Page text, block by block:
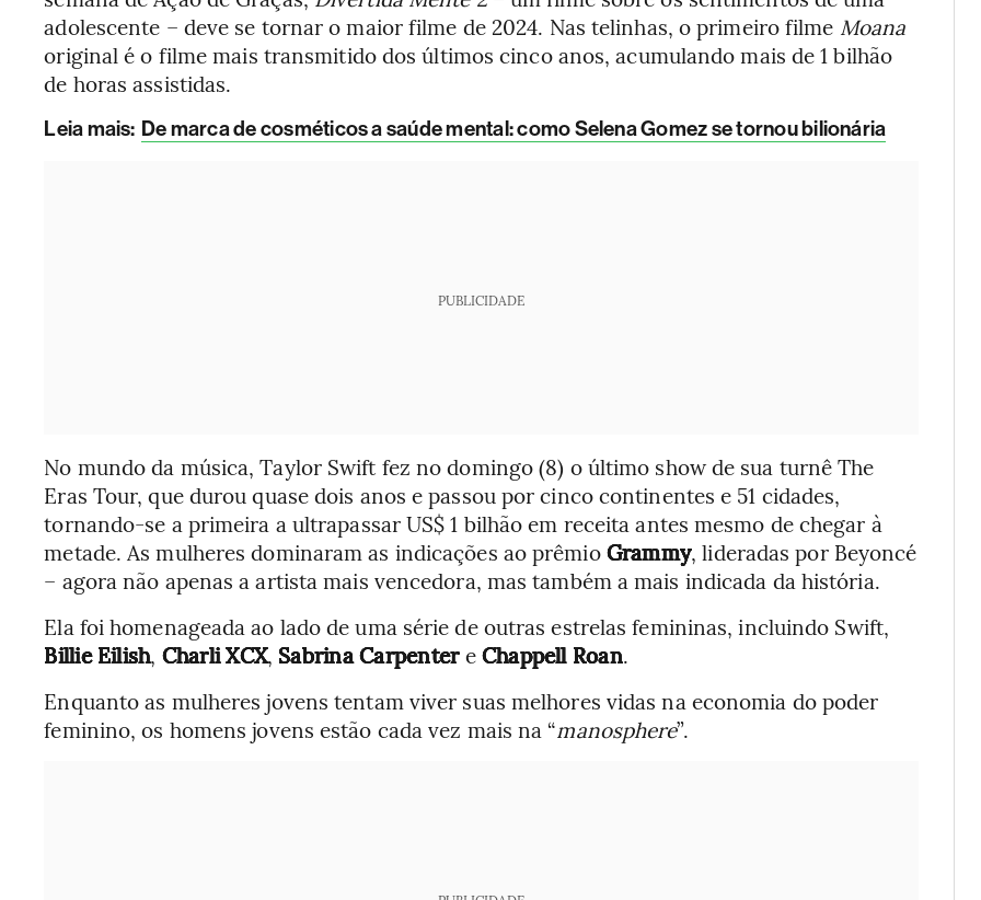
adolescente – deve se tornar o maior filme de 2024. Nas telinhas, o primeiro filme Moana
original é o filme mais transmitido dos últimos cinco anos, acumulando mais de 1 bilhão
de horas assistidas.
Leia mais: De marca de cosméticos a saúde mental: como Selena Gomez se tornou bilionária
PUBLICIDADE
No mundo da música, Taylor Swift fez no domingo (8) o último show de sua turnê The
Eras Tour, que durou quase dois anos e passou por cinco continentes e 51 cidades,
tornando-se a primeira a ultrapassar US$ 1 bilhão em receita antes mesmo de chegar à
metade. As mulheres dominaram as indicações ao prêmioGrammy, lideradas por Beyoncé
– agora não apenas a artista mais vencedora, mas também a mais indicada da história.
Ela foi homenageada ao lado de uma série de outras estrelas femininas, incluindo Swift,
Billie Eilish, Charli XCX, Sabrina CarpentereChappell Roan.
Enquanto as mulheres jovens tentam viver suas melhores vidas na economia do poder
feminino, os homens jovens estão cada vez mais na “manosphere”.